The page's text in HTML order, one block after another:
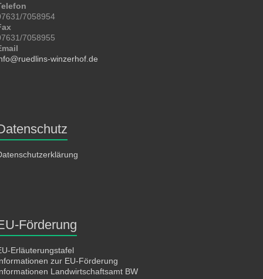
7058954
7058955
winzerhof.de
Förderung
Erläuterungstafel
zur EU-Förderung
Landwirtschaftsamt BW